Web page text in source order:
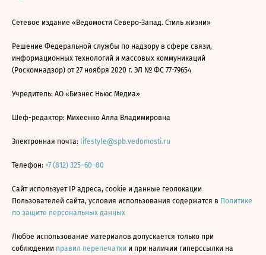
Сетевое издание «Ведомости Северо-Запад. Стиль жизни»
Решение Федеральной службы по надзору в сфере связи,
информационных технологий и массовых коммуникаций
(Роскомнадзор) от 27 ноября 2020 г. ЭЛ № ФС 77-79654
Учредитель: АО «Бизнес Ньюс Медиа»
Шеф-редактор: Михеенко Алла Владимировна
Электронная почта: lifestyle@spb.vedomosti.ru
Телефон: +7 (812) 325–60–80
Сайт использует IP адреса, cookie и данные геолокации
Пользователей сайта, условия использования содержатся в Политике
по защите персональных данных
Любое использование материалов допускается только при
соблюдении правил перепечатки и при наличии гиперссылки на